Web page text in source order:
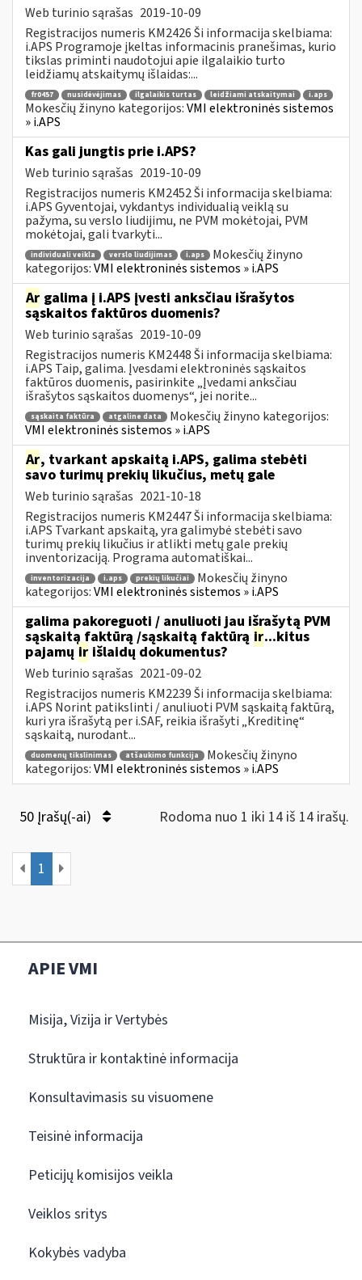
Web turinio sąrašas 2019-10-09
Registracijos numeris KM2426 Ši informacija skelbiama:
i.APS Programoje įkeltas informacinis pranešimas, kurio
tikslas priminti naudotojui apie ilgalaikio turto
leidžiamų atskaitymų išlaidas:...
fr0457 nusidėvėjimas ilgalaikis turtas leidžiami atskaitymai i.aps
Mokesčių žinyno kategorijos:VMI elektroninės sistemos
» i.APS
Kas gali jungtis prie i.APS?
Web turinio sąrašas 2019-10-09
Registracijos numeris KM2452 Ši informacija skelbiama:
i.APS Gyventojai, vykdantys individualią veiklą su
pažyma, su verslo liudijimu, ne PVM mokėtojai, PVM
mokėtojai, gali tvarkyti...
individuali veikla verslo liudijimas i.aps
Mokesčių žinyno
kategorijos:VMI elektroninės sistemos » i.APS
Ar galima į i.APS įvesti anksčiau išrašytos
sąskaitos faktūros duomenis?
Web turinio sąrašas 2019-10-09
Registracijos numeris KM2448 Ši informacija skelbiama:
i.APS Taip, galima. Įvesdami elektroninės sąskaitos
faktūros duomenis, pasirinkite „Įvedami anksčiau
išrašytos sąskaitos duomenys“, jei norite...
sąskaita faktūra atgaline data
Mokesčių žinyno kategorijos:
VMI elektroninės sistemos » i.APS
Ar, tvarkant apskaitą i.APS, galima stebėti
savo turimų prekių likučius, metų gale
Web turinio sąrašas 2021-10-18
Registracijos numeris KM2447 Ši informacija skelbiama:
i.APS Tvarkant apskaitą, yra galimybė stebėti savo
turimų prekių likučius ir atlikti metų gale prekių
inventorizaciją. Programa automatiškai...
inventorizacija i.aps prekių likučiai
Mokesčių žinyno
kategorijos:VMI elektroninės sistemos » i.APS
galima pakoreguoti / anuliuoti jau išrašytą PVM
sąskaitą faktūrą /sąskaitą faktūrą ir...kitus
pajamų ir išlaidų dokumentus?
Web turinio sąrašas 2021-09-02
Registracijos numeris KM2239 Ši informacija skelbiama:
i.APS Norint patikslinti / anuliuoti PVM sąskaitą faktūrą,
kuri yra išrašytą per i.SAF, reikia išrašyti „Kreditinę“
sąskaitą, nurodant...
duomenų tikslinimas atšaukimo funkcija
Mokesčių žinyno
kategorijos:VMI elektroninės sistemos » i.APS
50 Įrašų(-ai) Rodoma nuo 1 iki 14 iš 14 irašų.
1
APIE VMI
Misija, Vizija ir Vertybės
Struktūra ir kontaktinė informacija
Konsultavimasis su visuomene
Teisinė informacija
Peticijų komisijos veikla
Veiklos sritys
Kokybės vadyba